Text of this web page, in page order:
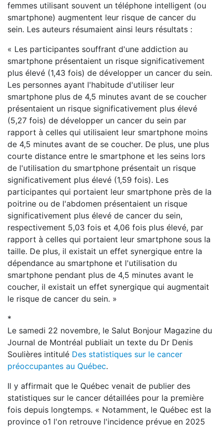
femmes utilisant souvent un téléphone intelligent (ou
smartphone) augmentent leur risque de cancer du
sein. Les auteurs résumaient ainsi leurs résultats :
« Les participantes souffrant d'une addiction au
smartphone présentaient un risque significativement
plus élevé (1,43 fois) de développer un cancer du sein.
Les personnes ayant l'habitude d'utiliser leur
smartphone plus de 4,5 minutes avant de se coucher
présentaient un risque significativement plus élevé
(5,27 fois) de développer un cancer du sein par
rapport à celles qui utilisaient leur smartphone moins
de 4,5 minutes avant de se coucher. De plus, une plus
courte distance entre le smartphone et les seins lors
de l'utilisation du smartphone présentait un risque
significativement plus élevé (1,59 fois). Les
participantes qui portaient leur smartphone près de la
poitrine ou de l'abdomen présentaient un risque
significativement plus élevé de cancer du sein,
respectivement 5,03 fois et 4,06 fois plus élevé, par
rapport à celles qui portaient leur smartphone sous la
taille. De plus, il existait un effet synergique entre la
dépendance au smartphone et l'utilisation du
smartphone pendant plus de 4,5 minutes avant le
coucher, il existait un effet synergique qui augmentait
le risque de cancer du sein. »
*
Le samedi 22 novembre, le Salut Bonjour Magazine du
Journal de Montréal publiait un texte du Dr Denis
Soulières intitulé Des statistiques sur le cancer
préoccupantes au Québec.
Il y affirmait que le Québec venait de publier des
statistiques sur le cancer détaillées pour la première
fois depuis longtemps. « Notamment, le Québec est la
province o1 l'on retrouve l'incidence prévue en 2025